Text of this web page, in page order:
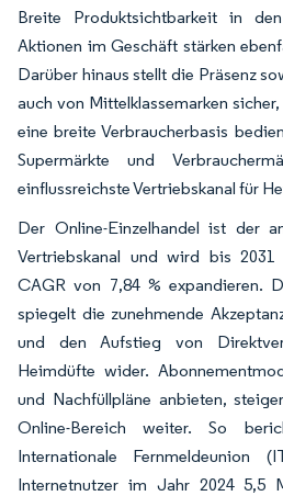
Breite Produktsichtbarkeit in
Aktionen im Geschäft stärken
Darüber hinaus stellt die Präsenz
auch von Mittelklassemarken
eine breite Verbraucherbasis
Supermärkte und
einflussreichste Vertriebskanal für
Der Online-Einzelhandel ist der
Vertriebskanal und wird bis
CAGR von 7,84 % expandieren.
spiegelt die zunehmende
und den Aufstieg von
Heimdüfte wider.
und Nachfüllpläne anbieten,
Online-Bereich weiter. So
Internationale Fernmeldeunion
Internetnutzer im Jahr 2024 5,5